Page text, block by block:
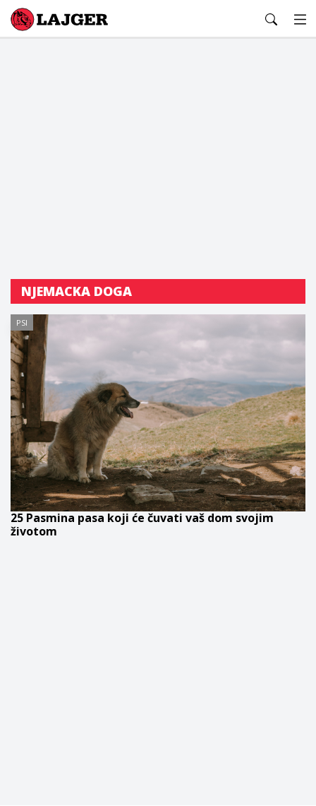
Lajger
NJEMACKA DOGA
PSI
25 Pasmina pasa koji će čuvati vaš dom svojim
životom